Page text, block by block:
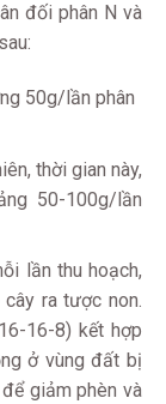
đối phân N và
50g/lần phân
thời gian này,
50-100g/lần
lần thu hoạch,
ra tược non.
16-8) kết hợp
ở vùng đất bị
giảm phèn và